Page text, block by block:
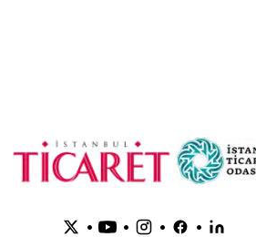
• • • •